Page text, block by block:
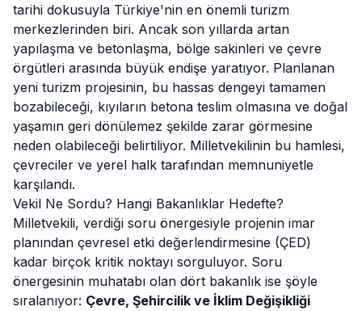
tarihi dokusuyla Türkiye'nin en önemli turizm
merkezlerinden biri. Ancak son yıllarda artan
yapılaşma ve betonlaşma, bölge sakinleri ve çevre
örgütleri arasında büyük endişe yaratıyor. Planlanan
yeni turizm projesinin, bu hassas dengeyi tamamen
bozabileceği, kıyıların betona teslim olmasına ve doğal
yaşamın geri dönülemez şekilde zarar görmesine
neden olabileceği belirtiliyor. Milletvekilinin bu hamlesi,
çevreciler ve yerel halk tarafından memnuniyetle
karşılandı.
Vekil Ne Sordu? Hangi Bakanlıklar Hedefte?
Milletvekili, verdiği soru önergesiyle projenin imar
planından çevresel etki değerlendirmesine (ÇED)
kadar birçok kritik noktayı sorguluyor. Soru
önergesinin muhatabı olan dört bakanlık ise şöyle
sıralanıyor: Çevre, Şehircilik ve İklim Değişikliği